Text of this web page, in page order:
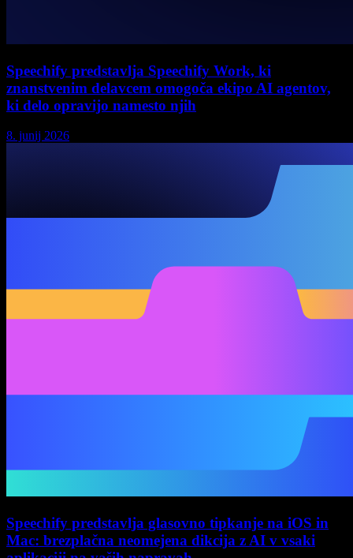
Speechify predstavlja Speechify Work, ki
znanstvenim delavcem omogoča ekipo AI agentov,
ki delo opravijo namesto njih
8. junij 2026
Speechify predstavlja glasovno tipkanje na iOS in
Mac: brezplačna neomejena dikcija z AI v vsaki